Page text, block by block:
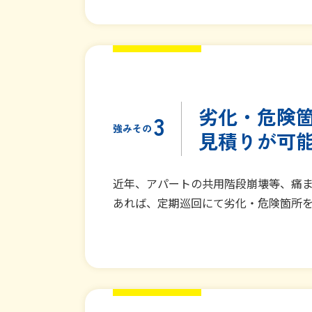
強みその 3
劣化・危険
見積りが可
近年、アパートの共用階段崩壊等、痛
あれば、定期巡回にて劣化・危険箇所